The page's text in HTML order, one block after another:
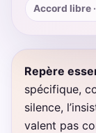
Accord libre
Repère
spécifique,
silence,
valent pas